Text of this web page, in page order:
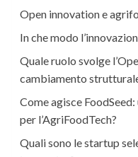
Open innovation e
In che modo
Quale ruolo svolge
cambiamento
Come agisce
per l’AgriFoodTech?
Quali sono le startup